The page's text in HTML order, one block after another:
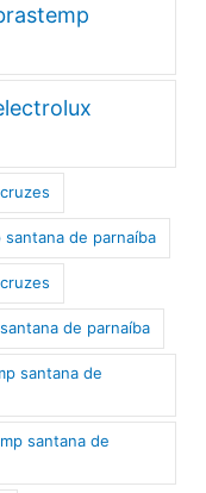
de parnaíba
de parnaíba
santana de
santana de